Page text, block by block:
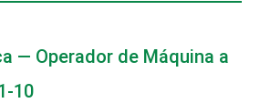
— Operador de Máquina a
10